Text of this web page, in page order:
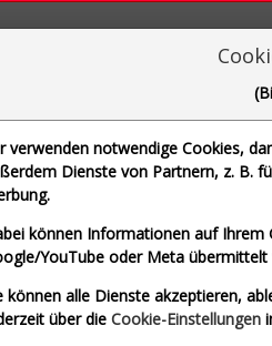
SE, Bayerische Motoren
N.V. (Börse Stuttgart)
Motoren Werke AG (Echtzeit
verwenden notwendige Cookies,
Dienste von Partnern, z. B.
können Informationen auf Ihrem
YouTube oder Meta übermittelt
können alle Dienste akzeptieren,
über die Cookie-Einstellungen